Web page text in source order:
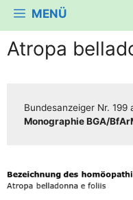
MENÜ
Atropa
Bun­des­an­zei­ger Nr. 199
Mono­gra­phie BGA/​​